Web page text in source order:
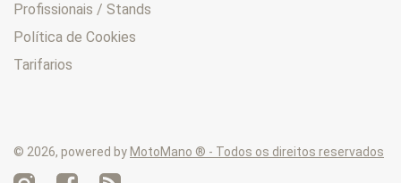
FXSTC 0
FXSTD 0
FXSTDI
KHE 0
KHF
Profissionais / Stands
Política de Cookies
Tarifarios
© 2026, powered by MotoMano ® - Todos os direitos reservados